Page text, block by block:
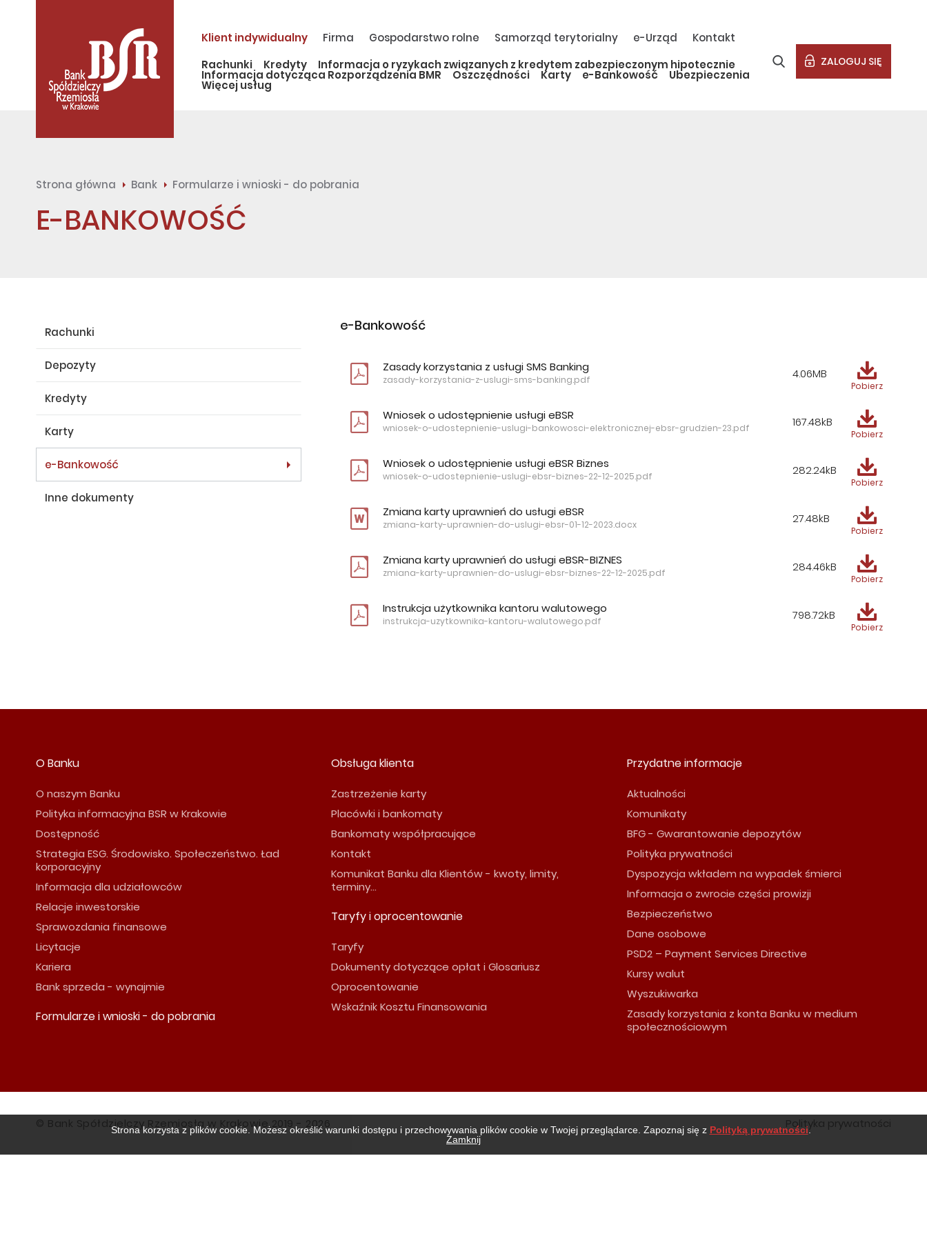
Klient indywidualny Firma Gospodarstwo rolne Samorząd terytorialny e-Urząd
Kontakt
Rachunki
Kredyty Informacja o ryzykach związanych z kredytem zabezpieczonym hipotecznie
Informacja dotycząca Rozporządzenia BMR Oszczędności Karty e-Bankowość Ubezpieczenia
Więcej usług
ZALOGUJ SIĘ
Strona główna Bank Formularze i wnioski - do pobrania
E-BANKOWOŚĆ
Rachunki
Depozyty
Kredyty
Karty
e-Bankowość
Inne dokumenty
e-Bankowość
Zasady korzystania z usługi SMS Banking
zasady-korzystania-z-uslugi-sms-banking.pdf 4.06MB
Pobierz
Wniosek o udostępnienie usługi eBSR
wniosek-o-udostepnienie-uslugi-bankowosci-elektronicznej-ebsr-grudzien-23.pdf 167.48kB
Pobierz
Wniosek o udostępnienie usługi eBSR Biznes
wniosek-o-udostepnienie-uslugi-ebsr-biznes-22-12-2025.pdf 282.24kB
Pobierz
Zmiana karty uprawnień do usługi eBSR
zmiana-karty-uprawnien-do-uslugi-ebsr-01-12-2023.docx 27.48kB
Pobierz
Zmiana karty uprawnień do usługi eBSR-BIZNES
zmiana-karty-uprawnien-do-uslugi-ebsr-biznes-22-12-2025.pdf 284.46kB
Pobierz
Instrukcja użytkownika kantoru walutowego
instrukcja-uzytkownika-kantoru-walutowego.pdf 798.72kB
Pobierz
O Banku
O naszym Banku
Polityka informacyjna BSR w Krakowie
Dostępność
Strategia ESG. Środowisko. Społeczeństwo. Ład
korporacyjny
Informacja dla udziałowców
Relacje inwestorskie
Sprawozdania finansowe
Licytacje
Kariera
Bank sprzeda - wynajmie
Formularze i wnioski - do pobrania
Obsługa klienta
Zastrzeżenie karty
Placówki i bankomaty
Bankomaty współpracujące
Kontakt
Komunikat Banku dla Klientów - kwoty, limity,
terminy...
Taryfy i oprocentowanie
Taryfy
Dokumenty dotyczące opłat i Glosariusz
Oprocentowanie
Wskaźnik Kosztu Finansowania
Przydatne informacje
Aktualności
Komunikaty
BFG - Gwarantowanie depozytów
Polityka prywatności
Dyspozycja wkładem na wypadek śmierci
Informacja o zwrocie części prowizji
Bezpieczeństwo
Dane osobowe
PSD2 – Payment Services Directive
Kursy walut
Wyszukiwarka
Zasady korzystania z konta Banku w medium
społecznościowym
© Bank Spółdzielczy Rzemiosła w Krakowie 2019 - 2026 Polityka prywatności
Strona korzysta z plików cookie. Możesz określić warunki dostępu i przechowywania plików cookie w Twojej przeglądarce. Zapoznaj się z Polityką prywatności.
Zamknij